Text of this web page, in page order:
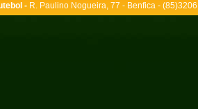
- R. Paulino Nogueira, 77 - Benfica -